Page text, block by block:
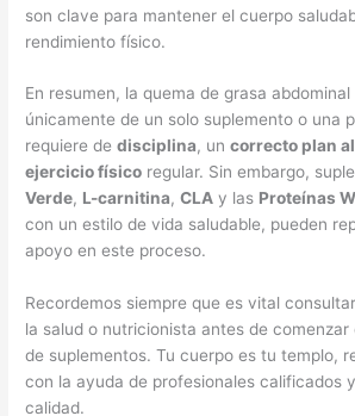
son clave para mantener el cuerpo
rendimiento físico.
En resumen, la quema de grasa
únicamente de un solo suplemento o una
requiere dedisciplina, uncorrecto plan
ejercicio físico regular. Sin embargo,
Verde, L-carnitina,CLA y las Proteínas
con un estilo de vida saludable, pueden
apoyo en este proceso.
Recordemos siempre que es vital
la salud o nutricionista antes de comenzar
de suplementos. Tu cuerpo es tu templo,
con la ayuda de profesionales calificados
calidad.